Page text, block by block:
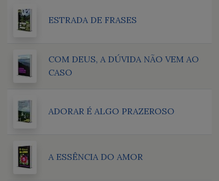
ESTRADA DE FRASES
COM DEUS, A DÚVIDA NÃO VEM AO
CASO
ADORAR É ALGO PRAZEROSO
A ESSÊNCIA DO AMOR